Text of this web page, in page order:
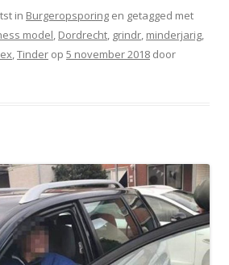
in Burgeropsporing en getagged met
model, Dordrecht, grindr, minderjarig,
,Tinder op 5 november 2018 door